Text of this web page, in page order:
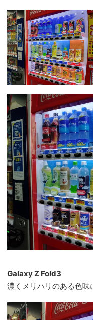
Galaxy Z Fold3
濃くメリハリのある色味